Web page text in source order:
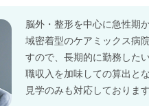
脳外・整形を中心に急性期
域密着型のケアミックス病
すので、長期的に勤務した
職収入を加味しての算出と
見学のみも対応しておりま